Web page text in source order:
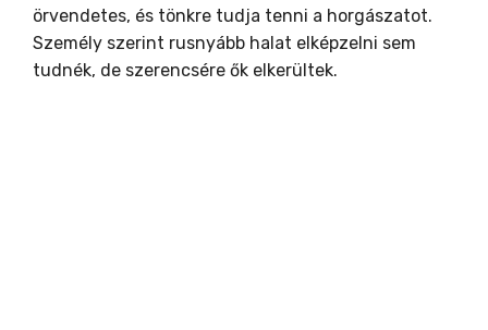
örvendetes, és tönkre tudja tenni a horgászatot.
Személy szerint rusnyább halat elképzelni sem
tudnék, de szerencsére ők elkerültek.